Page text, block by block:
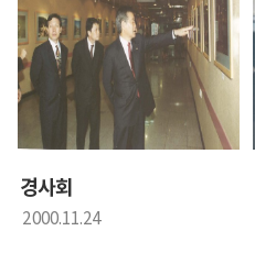
경사회
2000.11.24